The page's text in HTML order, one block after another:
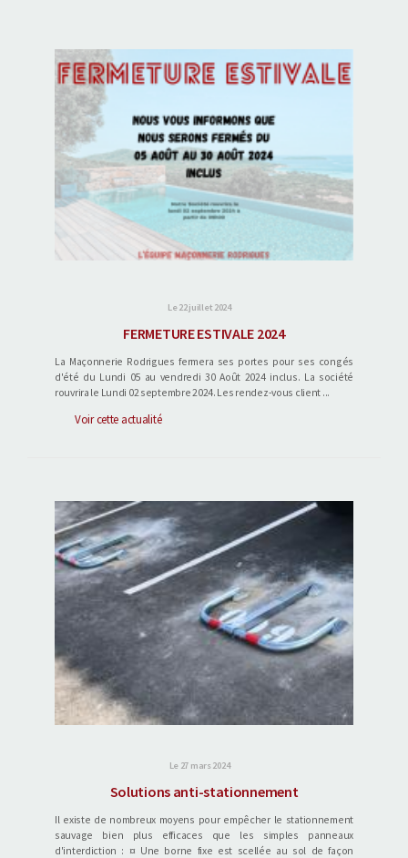
Le 22 juillet 2024
FERMETURE ESTIVALE 2024
La Maçonnerie Rodrigues fermera ses portes pour ses congés
d'été du Lundi 05 au vendredi 30 Août 2024 inclus. La société
rouvrira le Lundi 02 septembre 2024. Les rendez-vous client ...
Voir cette actualité
Le 27 mars 2024
Solutions anti-stationnement
Il existe de nombreux moyens pour empêcher le stationnement
sauvage bien plus efficaces que les simples panneaux
d'interdiction : ¤ Une borne fixe est scellée au sol de façon